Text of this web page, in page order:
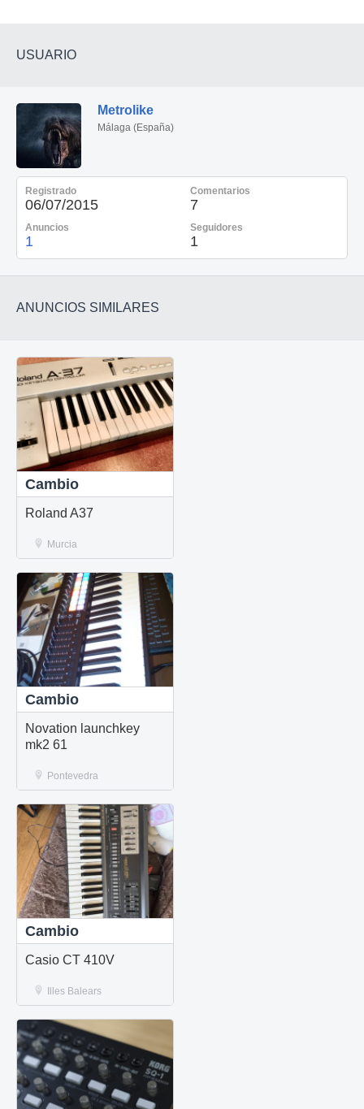
USUARIO
Metrolike
Málaga (España)
Registrado
06/07/2015
Comentarios
7
Anuncios
1
Seguidores
1
ANUNCIOS SIMILARES
Cambio
Roland A37
Murcia
Cambio
Novation launchkey
mk2 61
Pontevedra
Cambio
Casio CT 410V
Illes Balears